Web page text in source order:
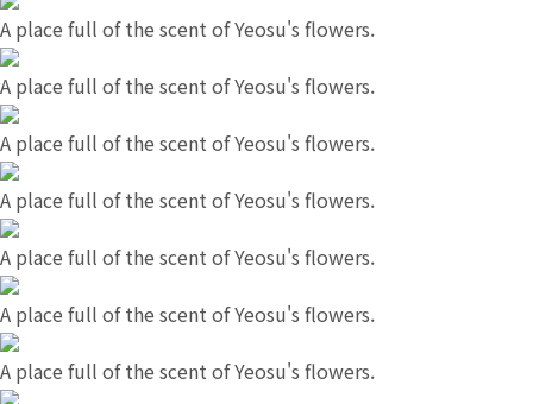
A place full of the scent of Yeosu's flowers.
A place full of the scent of Yeosu's flowers.
A place full of the scent of Yeosu's flowers.
A place full of the scent of Yeosu's flowers.
A place full of the scent of Yeosu's flowers.
A place full of the scent of Yeosu's flowers.
A place full of the scent of Yeosu's flowers.